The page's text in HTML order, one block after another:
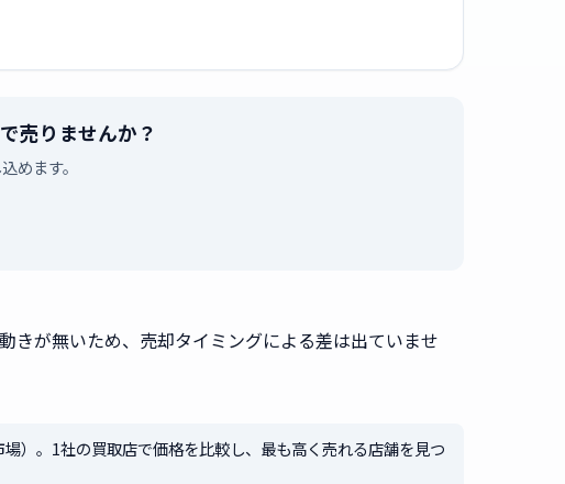
売りませんか？
めます。
きが無いため、売却タイミングによる差は出ていませ
場）。1社の買取店で価格を比較し、最も高く売れる店舗を見つ